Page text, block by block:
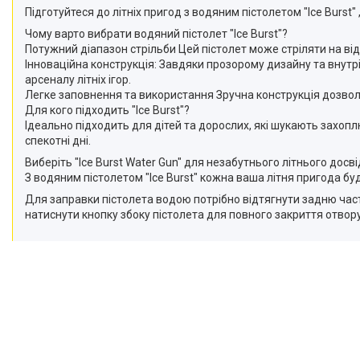
Підготуйтеся до літніх пригод з водяним пістолетом "Ice
Чому варто вибрати водяний пістолет "Ice Burst"?
Потужний діапазон стрільби Цей пістолет може стріляти на
Інноваційна конструкція: Завдяки прозорому дизайну та
арсеналу літніх ігор.
Легке заповнення та використання Зручна конструкція
Для кого підходить "Ice Burst"?
Ідеально підходить для дітей та дорослих, які шукають
спекотні дні.
Виберіть "Ice Burst Water Gun" для незабутнього літнього
З водяним пістолетом "Ice Burst" кожна ваша літня пригода
Для заправки пістолета водою потрібно відтягнути задню
натиснути кнопку збоку пістолета для повного закриття